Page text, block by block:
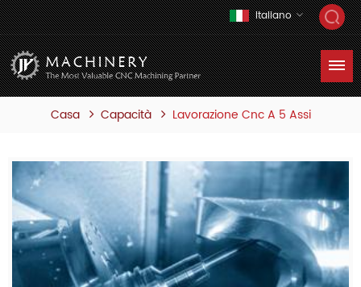
Italiano
Casa Capacità Lavorazione Cnc A 5 Assi